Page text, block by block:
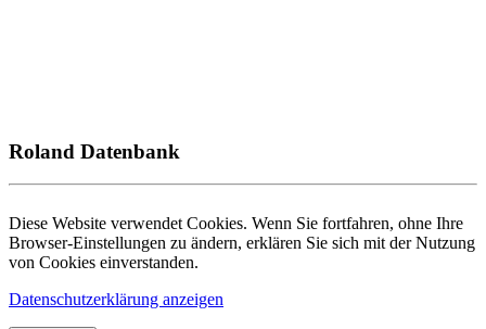
Roland Datenbank
Diese Website verwendet Cookies. Wenn Sie fortfahren, ohne Ihre
Browser-Einstellungen zu ändern, erklären Sie sich mit der Nutzung
von Cookies einverstanden.
Datenschutzerklärung anzeigen